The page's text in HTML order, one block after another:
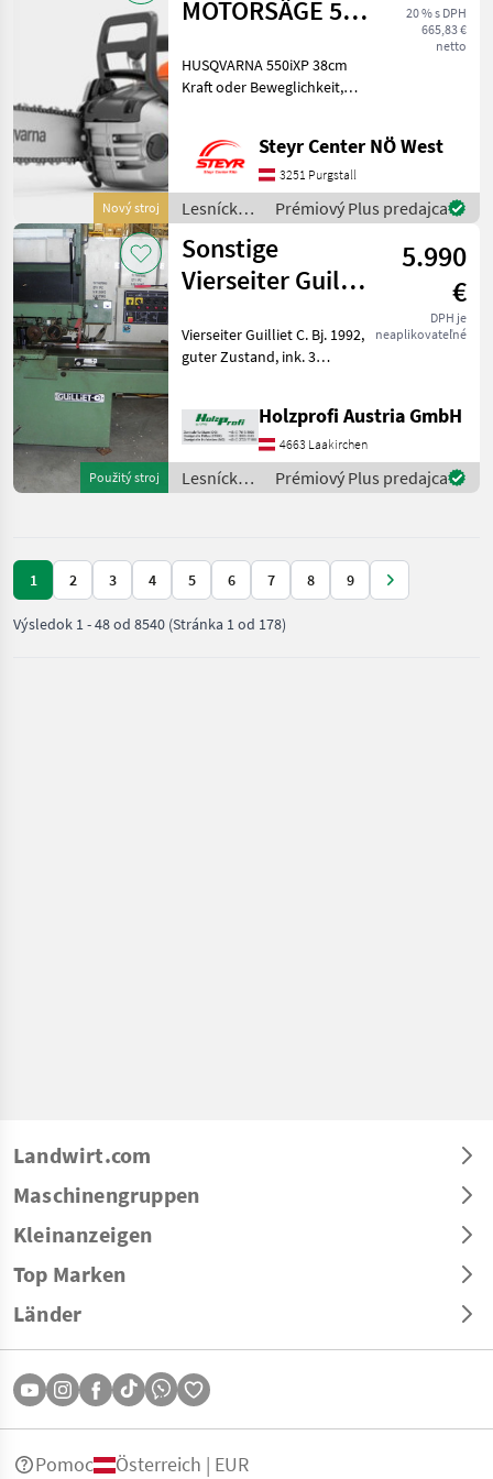
Krpan
Nový stroj
MOTORSÄGE 550
20 % s DPH
665,83 €
netto
HUSQVARNA 550iXP 38cm
Kraft oder Beweglichkeit,
Akku-Optionen Die
Husqvarna 550i XP ist eine
Akku-Kettensäge mit einer
Steyr Center NÖ West
3251 Purgstall
Lesnícke a
drevárske
stroje /
Husqvarna
Prémiový Plus predajca
Použitý stroj
Sonstige
Vierseiter Guillet
5.990
€
DPH je
neaplikovateľné
Vierseiter Guilliet C. Bj. 1992,
guter Zustand, ink. 3
WendemesserPreisänderungen
vorbehalten, Irrtümer,
Druck- und Sa
Holzprofi Austria GmbH
4663 Laakirchen
Lesnícke a
drevárske
Prémiový Plus predajca
1 2 3 4 5 6 7 8 9
Výsledok 1-48od 8540 (Stránka 1 od 178)
Landwirt.com
Maschinengruppen
Kleinanzeigen
Top Marken
Länder
Pomoc Österreich | EUR